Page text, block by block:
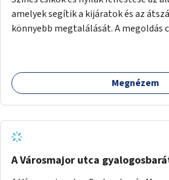
amelyek segítik a kijáratok és az
könnyebb megtalálását. A megoldás
Megnézem
A Városmajor utca